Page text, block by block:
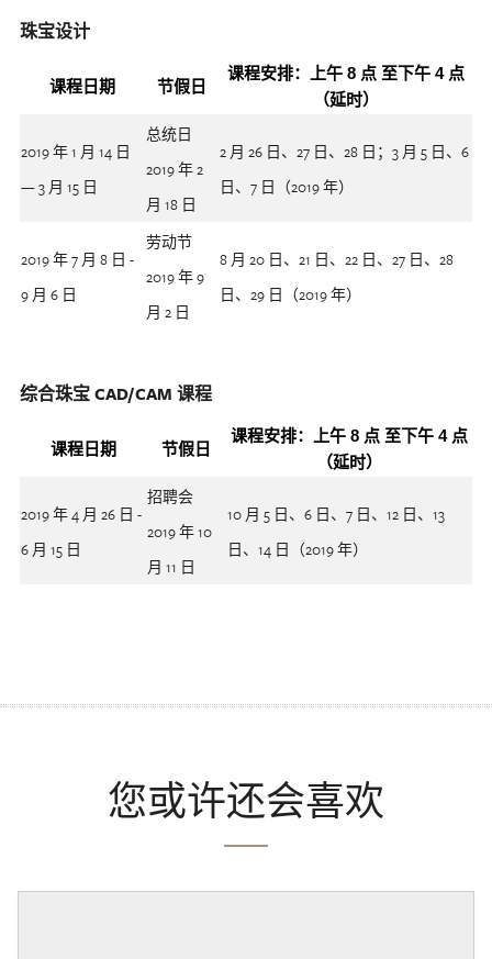
珠宝设计
课程日期 节假日
课程安排：上午 8 点 至下午 4 点
（延时）
2019 年 1 月 14 日
— 3 月 15 日
总统日
2019 年 2
月 18 日
2 月 26 日、27 日、28 日；3 月 5 日、6
日、7 日（2019 年）
2019 年 7 月 8 日 -
9 月 6 日
劳动节
2019 年 9
月 2 日
8 月 20 日、21 日、22 日、27 日、28
日、29 日（2019 年）
综合珠宝 CAD/CAM 课程
课程日期 节假日
课程安排：上午 8 点 至下午 4 点
（延时）
2019 年 4 月 26 日 -
6 月 15 日
招聘会
2019 年 10
月 11 日
10 月 5 日、6 日、7 日、12 日、13
日、14 日（2019 年）
您或许还会喜欢